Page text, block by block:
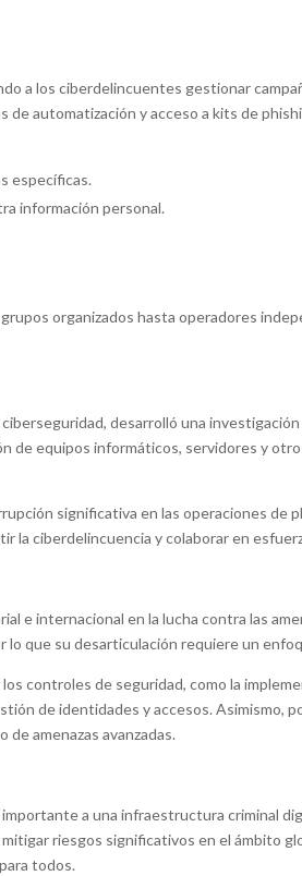
a los ciberdelincuentes gestionar
automatización y acceso a kits de
específicas.
información personal.
organizados hasta operadores
desarrolló una
de equipos informáticos, servidores y
significativa en las operaciones de
ciberdelincuencia y colaborar en
e internacional en la lucha contra las
que su desarticulación requiere un
controles de seguridad, como la
de identidades y accesos. Asimismo,
amenazas avanzadas.
a una infraestructura criminal
riesgos significativos en el ámbito
todos.